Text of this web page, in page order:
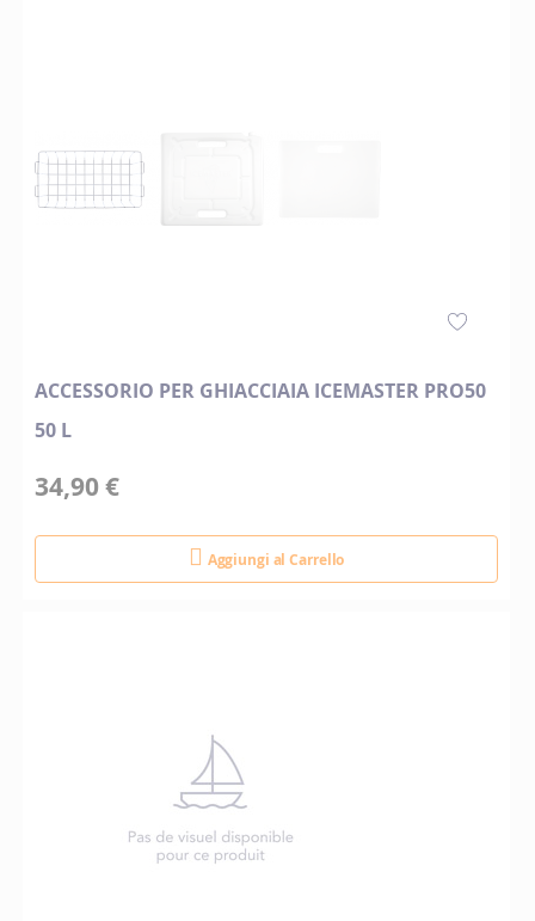
ACCESSORIO PER GHIACCIAIA ICEMASTER PRO50
50 L
34,90 €
Aggiungi al Carrello